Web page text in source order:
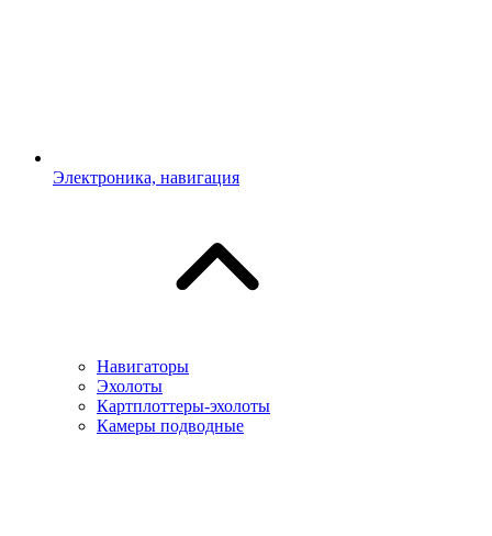
Электроника, навигация
Навигаторы
Эхолоты
Картплоттеры-эхолоты
Камеры подводные